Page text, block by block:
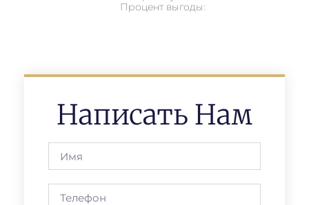
Процент выгоды:
Написать Нам